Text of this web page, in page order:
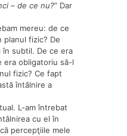
– de ce nu?” Dar
mereu: de ce
fizic? De
în subtil. De ce era
era obligatoriu să-l
fizic? Ce fapt
întâlnire a
L-am întrebat
cu el în
percepţiile mele